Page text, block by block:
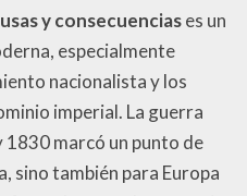
y consecuenciases un
especialmente
nacionalista y los
imperial. La guerra
marcó un punto de
sino también para Europa